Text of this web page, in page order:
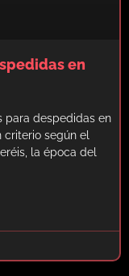
en
para despedidas en
según el
la época del